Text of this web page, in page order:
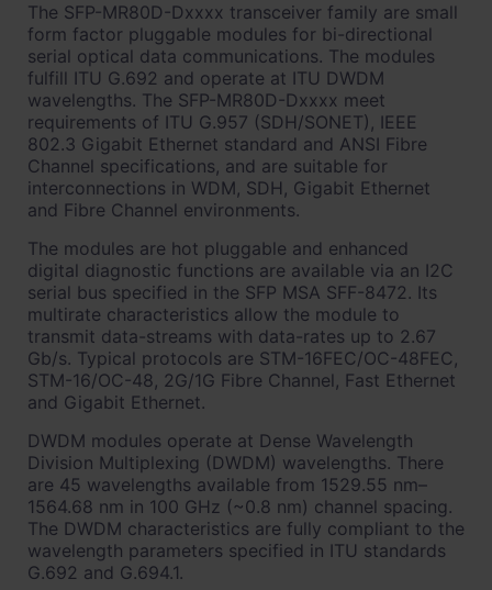
The SFP-MR80D-Dxxxx transceiver family are small
form factor pluggable modules for bi-directional
serial optical data communications. The modules
fulfill ITU G.692 and operate at ITU DWDM
wavelengths. The SFP-MR80D-Dxxxx meet
requirements of ITU G.957 (SDH/SONET), IEEE
802.3 Gigabit Ethernet standard and ANSI Fibre
Channel specifications, and are suitable for
interconnections in WDM, SDH, Gigabit Ethernet
and Fibre Channel environments.
The modules are hot pluggable and enhanced
digital diagnostic functions are available via an I2C
serial bus specified in the SFP MSA SFF-8472. Its
multirate characteristics allow the module to
transmit data-streams with data-rates up to 2.67
Gb/s. Typical protocols are STM-16FEC/OC-48FEC,
STM-16/OC-48, 2G/1G Fibre Channel, Fast Ethernet
and Gigabit Ethernet.
DWDM modules operate at Dense Wavelength
Division Multiplexing (DWDM) wavelengths. There
are 45 wavelengths available from 1529.55 nm–
1564.68 nm in 100 GHz (~0.8 nm) channel spacing.
The DWDM characteristics are fully compliant to the
wavelength parameters specified in ITU standards
G.692 and G.694.1.